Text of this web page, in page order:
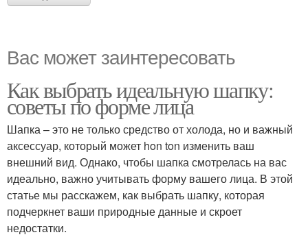
Вас может заинтересовать
Как выбрать идеальную шапку:
советы по форме лица
Шапка – это не только средство от холода, но и важный
аксессуар, который может hon ton изменить ваш
внешний вид. Однако, чтобы шапка смотрелась на вас
идеально, важно учитывать форму вашего лица. В этой
статье мы расскажем, как выбрать шапку, которая
подчеркнет ваши природные данные и скроет
недостатки.